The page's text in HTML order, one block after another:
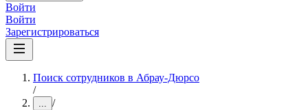
Войти
Войти
Зарегистрироваться
Поиск сотрудников в Абрау-Дюрсо
/
... /